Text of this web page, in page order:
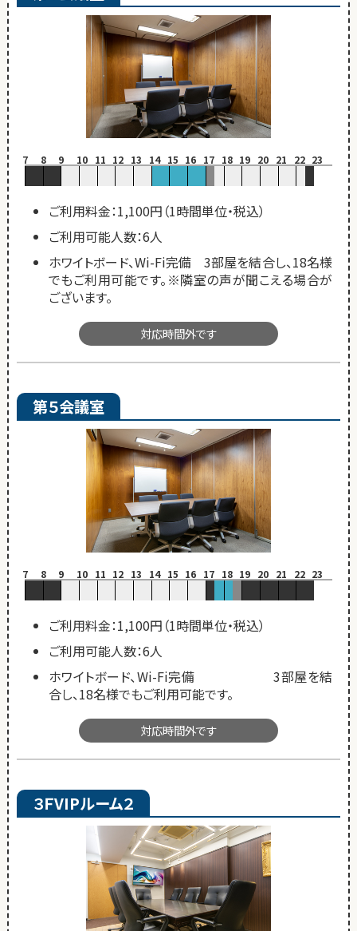
7 8 9 10 11 12 13 14 15 16 17 18 19 20 21 22 23
ご利用料金：1,100円（1時間単位・税込）
ご利用可能人数：6人
ホワイトボード、Wi-Fi完備 3部屋を結合し、18名様
でもご利用可能です。※隣室の声が聞こえる場合が
ございます。
対応時間外です
第５会議室
7 8 9 10 11 12 13 14 15 16 17 18 19 20 21 22 23
ご利用料金：1,100円（1時間単位・税込）
ご利用可能人数：6人
ホワイトボード、Wi-Fi完備 3部屋を結
合し、18名様でもご利用可能です。
対応時間外です
３ＦVIPルーム２